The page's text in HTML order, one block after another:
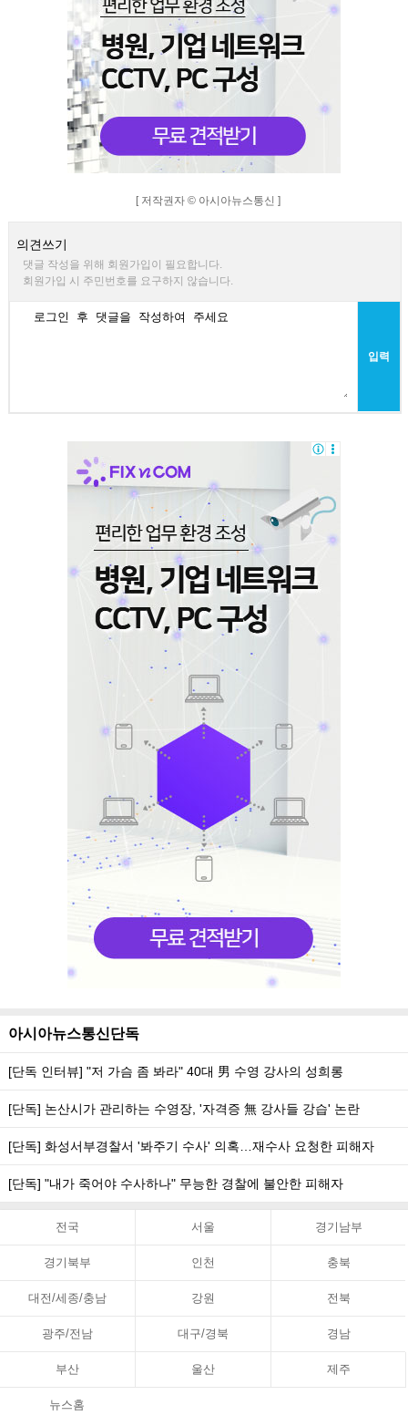
[ 저작권자 © 아시아뉴스통신 ]
의견쓰기
댓글 작성을 위해 회원가입이 필요합니다.
회원가입 시 주민번호를 요구하지 않습니다.
입력
아시아뉴스통신단독
[단독 인터뷰] "저 가슴 좀 봐라" 40대 男 수영 강사의 성희롱
[단독] 논산시가 관리하는 수영장, '자격증 無 강사들 강습' 논란
[단독] 화성서부경찰서 '봐주기 수사' 의혹…재수사 요청한 피해자
[단독] "내가 죽어야 수사하나" 무능한 경찰에 불안한 피해자
전국 서울 경기남부
경기북부 인천 충북
대전/세종/충남 강원 전북
광주/전남 대구/경북 경남
부산 울산 제주
뉴스홈